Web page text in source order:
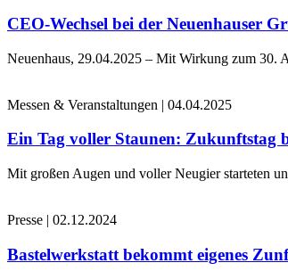
CEO-Wechsel bei der Neuenhauser
Neuenhaus, 29.04.2025 – Mit Wirkung zum 30.
Messen & Veranstaltungen | 04.04.2025
Ein Tag voller Staunen: Zukunftstag
Mit großen Augen und voller Neugier starteten
Presse | 02.12.2024
Bastelwerkstatt bekommt eigenes